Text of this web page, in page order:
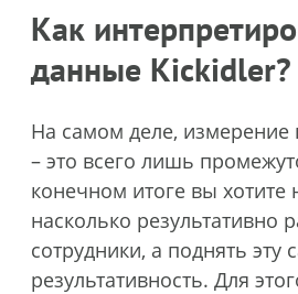
Как
данные Kickidler?
На самом деле, измерение
– это всего лишь
конечном итоге вы хотите
насколько результативно
сотрудники, а поднять эту
результативность. Для